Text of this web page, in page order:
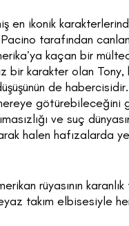
en ikonik
tarafından
kaçan bir
bir karakter olan
de habercisidir.
nereye
ve suç
halen hafızalarda
rüyasının
takım elbisesiyle